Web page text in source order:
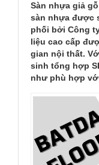
Sàn nhựa giả
sàn nhựa được
phối bởi Công
liệu cao cấp
gian nội thất.
sinh tổng hợp
như phù hợp